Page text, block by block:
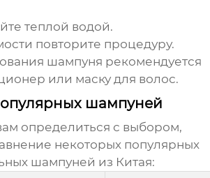
теплой водой.
повторите процедуру.
шампуня рекомендуется
или маску для волос.
шампуней
определиться с выбором,
некоторых популярных
шампуней из Китая: